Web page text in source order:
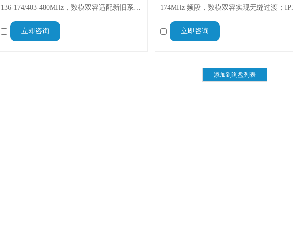
136-174/403-480MHz，数模双容适配新旧系
统，IP54 防水防溅，7.5V 供电 + 341g 轻量
化，120×55×34.7mm 尺寸，船舶海事、港口
码头通信稳定
立即咨询
174MHz 频段，数模双容实现无缝过渡；
防水防尘，120×55×36.2mm 小巧便携；语音
播报频道变更，短信功能快速沟通，高容量
池长续航，适配船舶、港口
立即咨询